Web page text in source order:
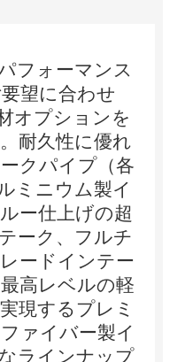
フォーマンス
望に合わせ
オプションを
耐久性に優れ
クパイプ（各
ミニウム製イ
ー仕上げの超
ーク、フルチ
ードインテー
高レベルの軽
現するプレミ
ァイバー製イ
ラインナップ